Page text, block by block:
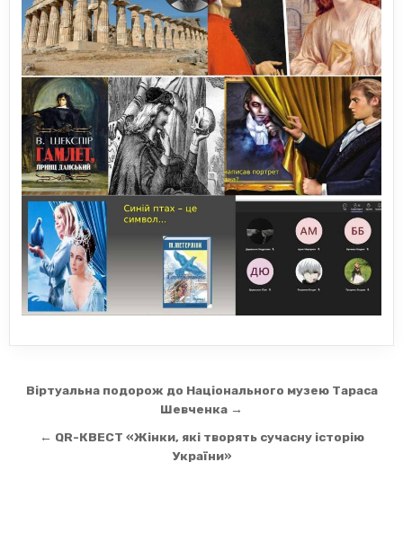
Навігація
Віртуальна подорож до Національного музею Тараса
Шевченка →
← QR-КВЕСТ «Жінки, які творять сучасну історію
України»